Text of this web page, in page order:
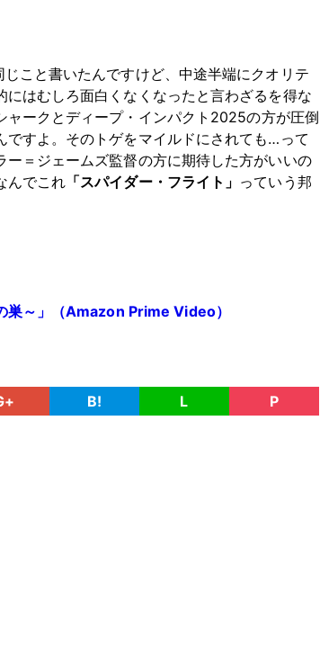
じこと書いたんですけど、中途半端にクオリテ
にはむしろ面白くなくなったと言わざるを得な
ャークとディープ・インパクト2025の方が圧倒
ですよ。そのトゲをマイルドにされても…って
＝ジェームズ監督の方に期待した方がいいの
んでこれ 「スパイダー・フライト」 っていう邦
巣～」（Amazon Prime Video）
B! L P